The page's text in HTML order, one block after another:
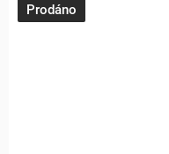
Prodáno